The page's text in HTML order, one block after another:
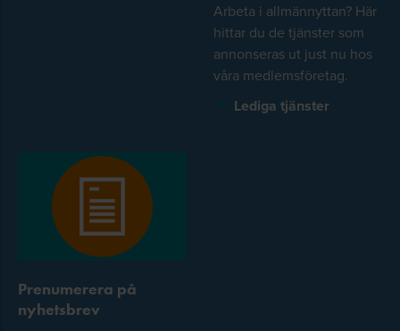
Arbeta i allmännyttan? Här
hittar du de tjänster som
annonseras ut just nu hos
våra medlemsföretag.
Lediga tjänster
Prenumerera på
nyhetsbrev